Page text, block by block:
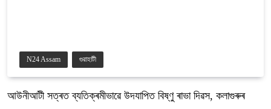
N24 Assam গুৱাহাটী
আউনীআটী সত্ৰত ব্যতিক্ৰমীভাৱে উদযাপিত বিষ্ণু ৰাভা দিৱস, কলাগুৰুৰ